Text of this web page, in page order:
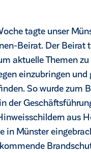
tagte unser
Beirat. Der Beirat
aktuelle Themen zu
einzubringen und
So wurde zum
der
aus
in Münster